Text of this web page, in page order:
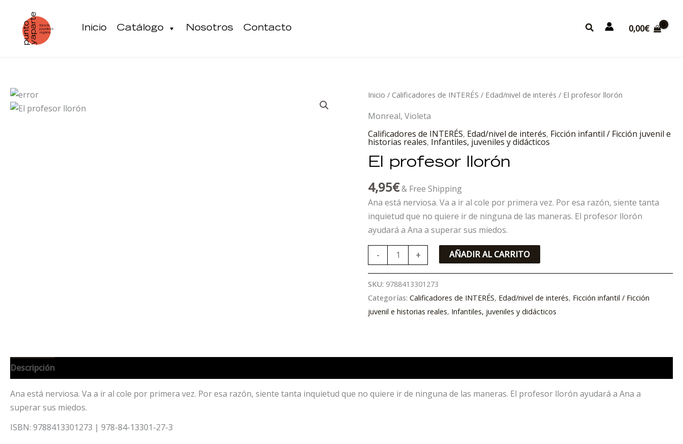
contenido
Inicio Catálogo Nosotros Contacto Buscar 0,00€
Inicio / Calificadores de INTERÉS / Edad/nivel de interés / El profesor llorón
Monreal, Violeta
Calificadores de INTERÉS, Edad/nivel de interés, Ficción infantil / Ficción juvenil e
historias reales, Infantiles, juveniles y didácticos
El profesor llorón
4,95€& Free Shipping
Ana está nerviosa. Va a ir al cole por primera vez. Por esa razón, siente tanta
inquietud que no quiere ir de ninguna de las maneras. El profesor llorón
ayudará a Ana a superar sus miedos.
-
El
llorón
cantidad
+ AÑADIR AL CARRITO
SKU: 9788413301273
Categorías:Calificadores de INTERÉS, Edad/nivel de interés, Ficción infantil / Ficción
juvenil e historias reales, Infantiles, juveniles y didácticos
Descripción
Ana está nerviosa. Va a ir al cole por primera vez. Por esa razón, siente tanta inquietud que no quiere ir de ninguna de las maneras. El profesor llorón ayudará a Ana a
superar sus miedos.
ISBN: 9788413301273 | 978-84-13301-27-3